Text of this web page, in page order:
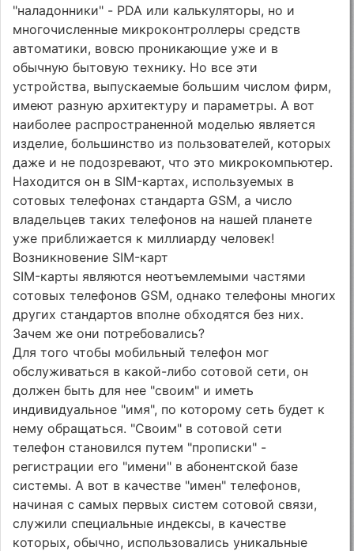
"наладонники" - PDA или калькуляторы, но и
многочисленные микроконтроллеры средств
автоматики, вовсю проникающие уже и в
обычную бытовую технику. Но все эти
устройства, выпускаемые большим числом фирм,
имеют разную архитектуру и параметры. А вот
наиболее распространенной моделью является
изделие, большинство из пользователей, которых
даже и не подозревают, что это микрокомпьютер.
Находится он в SIM-картах, используемых в
сотовых телефонах стандарта GSM, а число
владельцев таких телефонов на нашей планете
уже приближается к миллиарду человек!
Возникновение SIM-карт
SIM-карты являются неотъемлемыми частями
сотовых телефонов GSM, однако телефоны многих
других стандартов вполне обходятся без них.
Зачем же они потребовались?
Для того чтобы мобильный телефон мог
обслуживаться в какой-либо сотовой сети, он
должен быть для нее "своим" и иметь
индивидуальное "имя", по которому сеть будет к
нему обращаться. "Своим" в сотовой сети
телефон становился путем "прописки" -
регистрации его "имени" в абонентской базе
системы. А вот в качестве "имен" телефонов,
начиная с самых первых систем сотовой связи,
служили специальные индексы, в качестве
которых, обычно, использовались уникальные